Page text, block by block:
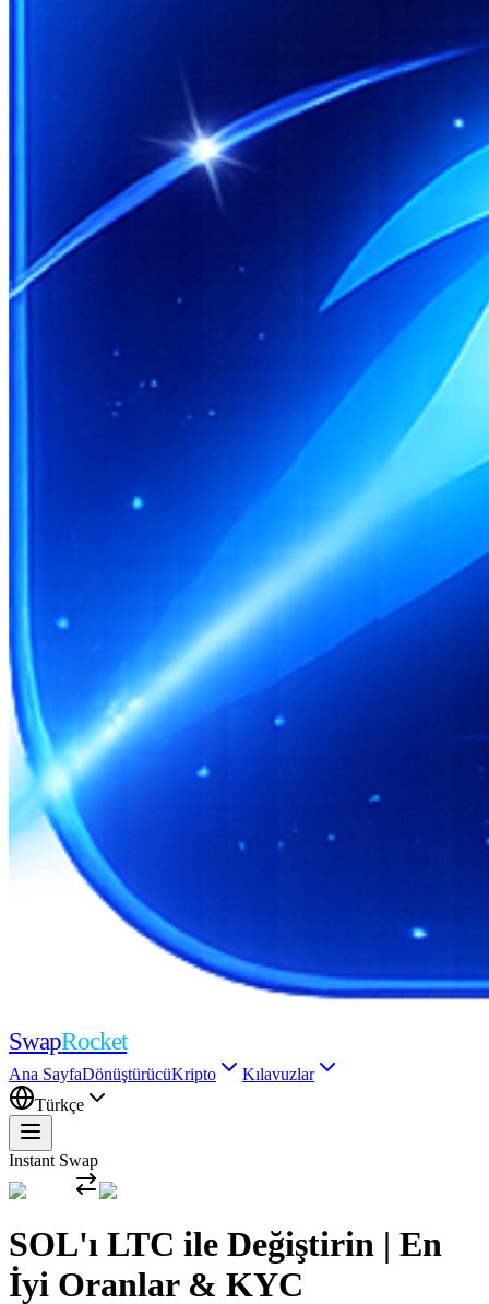
SwapRocket
Ana SayfaDönüştürücüKripto
Kılavuzlar
Türkçe
Instant Swap
SOL'ı LTC ile Değiştirin | En
İyi Oranlar & KYC